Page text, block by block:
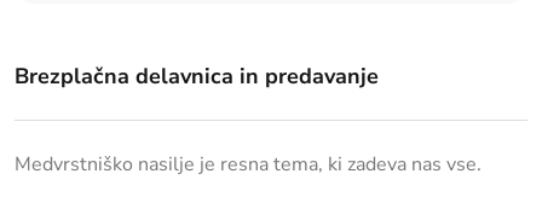
Brezplačna delavnica in predavanje
Medvrstniško nasilje je resna tema, ki zadeva nas vse.